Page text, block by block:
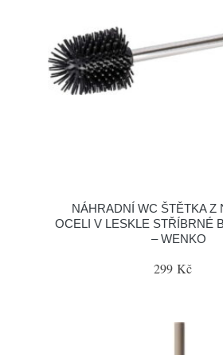
NÁHRADNÍ WC ŠTĚTKA Z
OCELI V LESKLE STŘÍBRNÉ
– WENKO
299 Kč